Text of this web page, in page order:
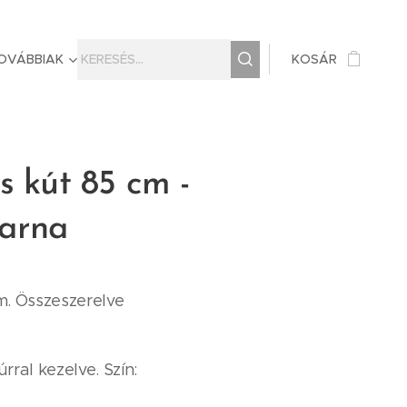
KOSÁR
kút 85 cm -
Összeszerelve
kezelve. Szín: